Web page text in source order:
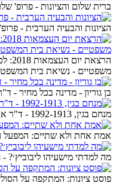
ברית שלום והציונות - פרופ'
הציונות והבעיה הערבית -
משפטיים - נשיאת בית
בן גוריון - מדינה בכל מחיר -
מנחם בגין, 1992-1913 - ד"ר אבי שילון
אמת אחת ולא שתיים: המפעל
מה למדתי מישעיהו ליבוביץ׳?
פוסט ציונות: המתקפה על